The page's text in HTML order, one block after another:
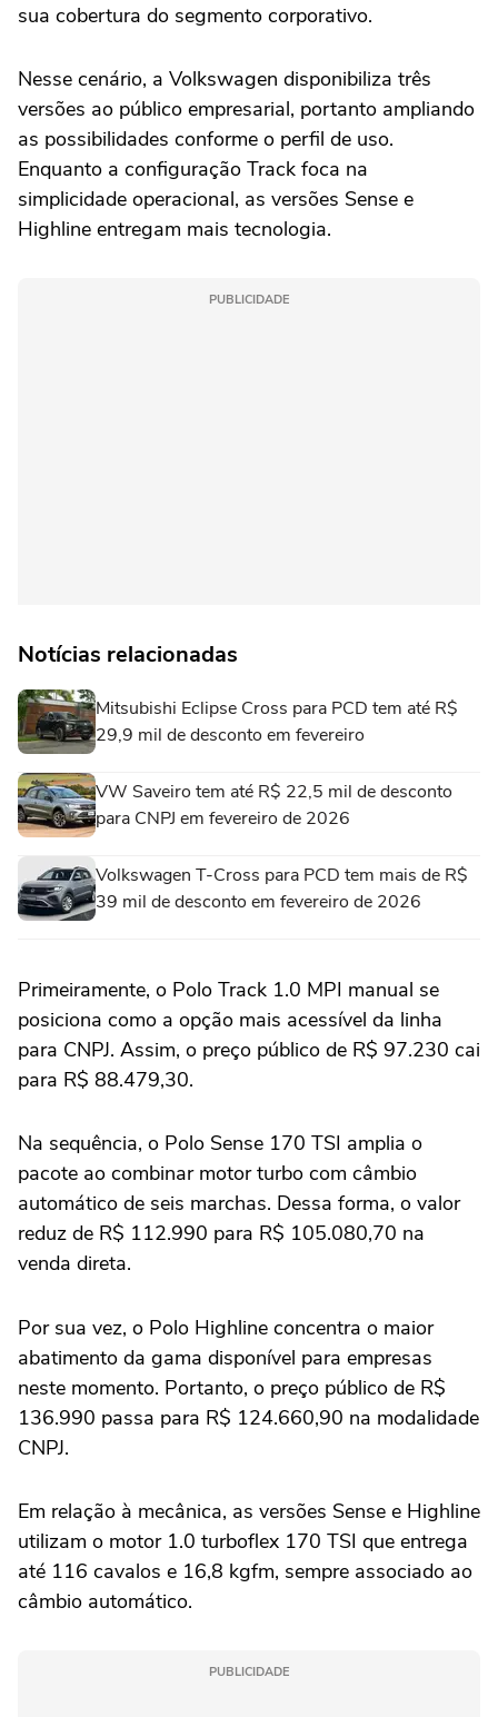
sua cobertura do segmento corporativo.
Nesse cenário, a Volkswagen disponibiliza três
versões ao público empresarial, portanto ampliando
as possibilidades conforme o perfil de uso.
Enquanto a configuração Track foca na
simplicidade operacional, as versões Sense e
Highline entregam mais tecnologia.
PUBLICIDADE
Notícias relacionadas
Mitsubishi Eclipse Cross para PCD tem até R$
29,9 mil de desconto em fevereiro
VW Saveiro tem até R$ 22,5 mil de desconto
para CNPJ em fevereiro de 2026
Volkswagen T-Cross para PCD tem mais de R$
39 mil de desconto em fevereiro de 2026
Primeiramente, o Polo Track 1.0 MPI manual se
posiciona como a opção mais acessível da linha
para CNPJ. Assim, o preço público de R$ 97.230 cai
para R$ 88.479,30.
Na sequência, o Polo Sense 170 TSI amplia o
pacote ao combinar motor turbo com câmbio
automático de seis marchas. Dessa forma, o valor
reduz de R$ 112.990 para R$ 105.080,70 na
venda direta.
Por sua vez, o Polo Highline concentra o maior
abatimento da gama disponível para empresas
neste momento. Portanto, o preço público de R$
136.990 passa para R$ 124.660,90 na modalidade
CNPJ.
Em relação à mecânica, as versões Sense e Highline
utilizam o motor 1.0 turboflex 170 TSI que entrega
até 116 cavalos e 16,8 kgfm, sempre associado ao
câmbio automático.
PUBLICIDADE